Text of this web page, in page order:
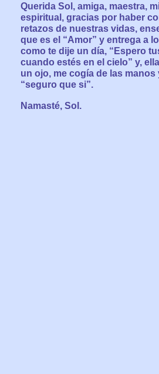
Querida Sol, amiga, maestra,
espiritual, gracias por haber
retazos de nuestras vidas,
que es el “Amor” y entrega a
como te dije un día, “Espero
cuando estés en el cielo” y,
un ojo, me cogía de las manos
“seguro que si”.
Namasté, Sol.